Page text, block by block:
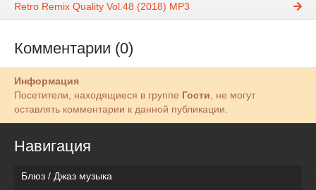
Retro Remix Quality Vol.48 (2018) MP3
Комментарии (0)
Информация
Посетители, находящиеся в группе Гости, не могут
оставлять комментарии к данной публикации.
Навигация
Блюз / Джаз музыка